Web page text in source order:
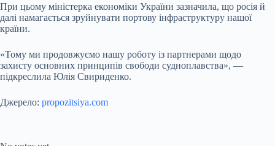
При цьому міністерка економіки України зазначила, що росія й
далі намагається зруйнувати портову інфраструктуру нашої
країни.
«Тому ми продовжуємо нашу роботу із партнерами щодо
захисту основних принципів свободи судноплавства», —
підкреслила Юлія Свириденко.
Джерело: propozitsiya.com